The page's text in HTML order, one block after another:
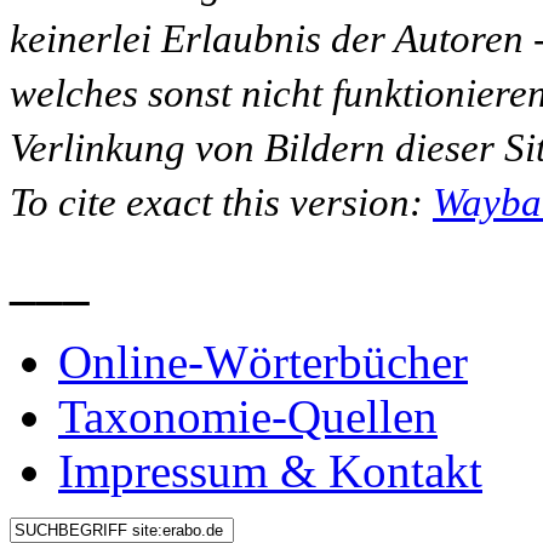
keinerlei Erlaubnis der Autoren
welches sonst nicht
Verlinkung von Bildern dieser
To cite exact this version:
Online-Wörterbücher
Taxonomie-Quellen
Impressum & Kontakt